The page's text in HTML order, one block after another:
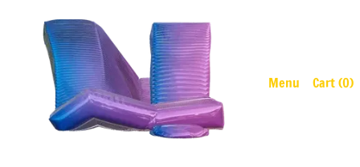
Menu Cart (0)